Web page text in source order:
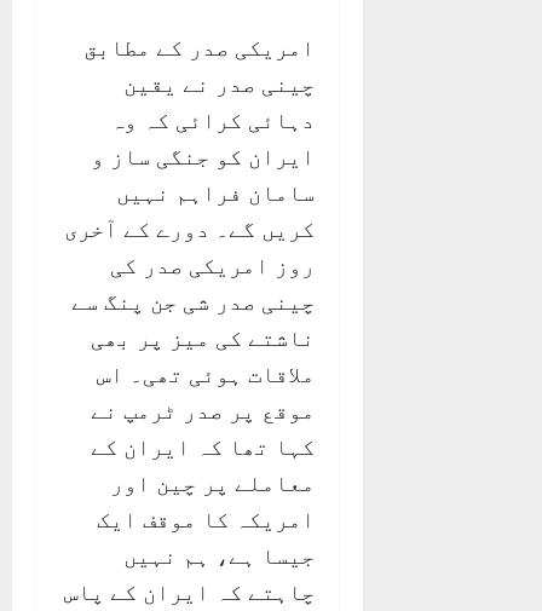
امریکی صدر کے مطابق
چینی صدر نے یقین
دہائی کرائی کہ وہ
ایران کو جنگی ساز و
سامان فراہم نہیں
کریں گے۔ دورے کے آخری
روز امریکی صدر کی
چینی صدر شی جن پنگ سے
ناشتے کی میز پر بھی
ملاقات ہوئی تھی۔ اس
موقع پر صدر ٹرمپ نے
کہا تھا کہ ایران کے
معاملے پر چین اور
امریکہ کا موقف ایک
جیسا ہے، ہم نہیں
چاہتے کہ ایران کے پاس